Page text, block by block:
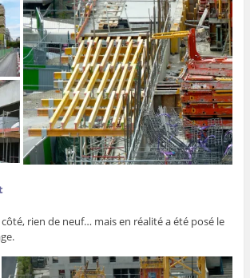
côté, rien de neuf… mais en réalité a été posé le